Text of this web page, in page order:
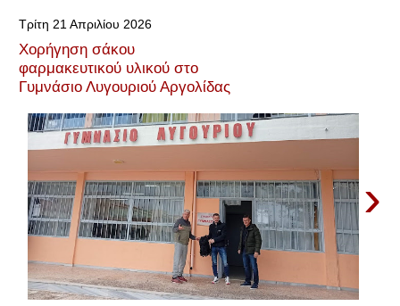
Τρίτη 21 Απριλίου 2026
Χορήγηση σάκου
φαρμακευτικού υλικού στο
Γυμνάσιο Λυγουριού Αργολίδας
›